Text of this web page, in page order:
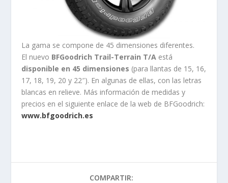
La gama se compone de 45 dimensiones diferentes.
El nuevo BFGoodrich Trail-Terrain T/A está
disponible en 45 dimensiones (para llantas de 15, 16,
17, 18, 19, 20 y 22″). En algunas de ellas, con las letras
blancas en relieve. Más información de medidas y
precios en el siguiente enlace de la web de BFGoodrich:
www.bfgoodrich.es
COMPARTIR: